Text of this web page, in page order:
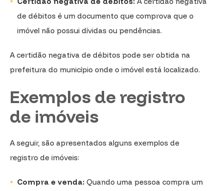
de débitos é um documento que comprova que o
imóvel não possui dívidas ou pendências.
A certidão negativa de débitos pode ser obtida na
prefeitura do município onde o imóvel está localizado.
Exemplos de registro
de imóveis
A seguir, são apresentados alguns exemplos de
registro de imóveis:
Compra e venda: Quando uma pessoa compra um